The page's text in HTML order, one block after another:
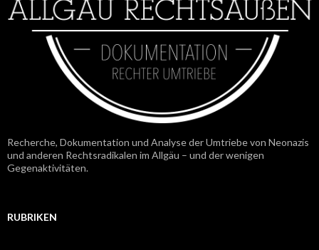
Recherche, Dokumentation und Analyse der Umtriebe von Neonazis
und anderen Rechtsradikalen im Allgäu – und der wenigen
Gegenaktivitäten.
RUBRIKEN